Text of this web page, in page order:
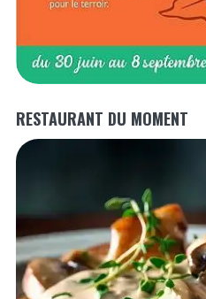
RESTAURANT DU MOMENT